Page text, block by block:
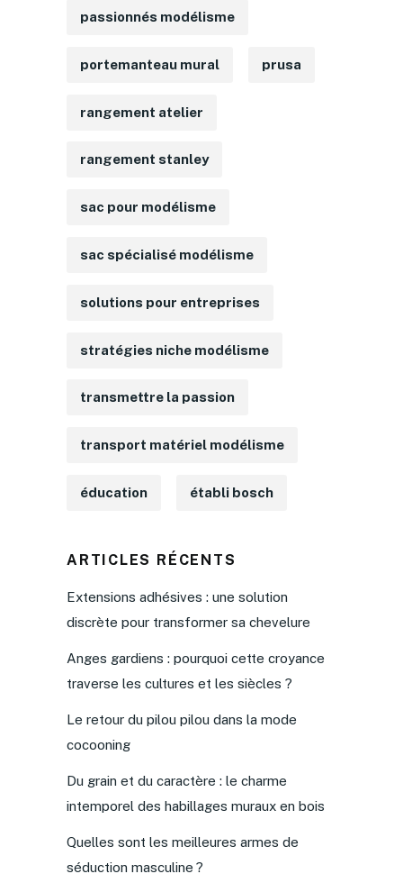
passionnés modélisme
portemanteau mural prusa
rangement atelier
rangement stanley
sac pour modélisme
sac spécialisé modélisme
solutions pour entreprises
stratégies niche modélisme
transmettre la passion
transport matériel modélisme
éducation établi bosch
ARTICLES RÉCENTS
Extensions adhésives : une solution
discrète pour transformer sa chevelure
Anges gardiens : pourquoi cette croyance
traverse les cultures et les siècles ?
Le retour du pilou pilou dans la mode
cocooning
Du grain et du caractère : le charme
intemporel des habillages muraux en bois
Quelles sont les meilleures armes de
séduction masculine ?